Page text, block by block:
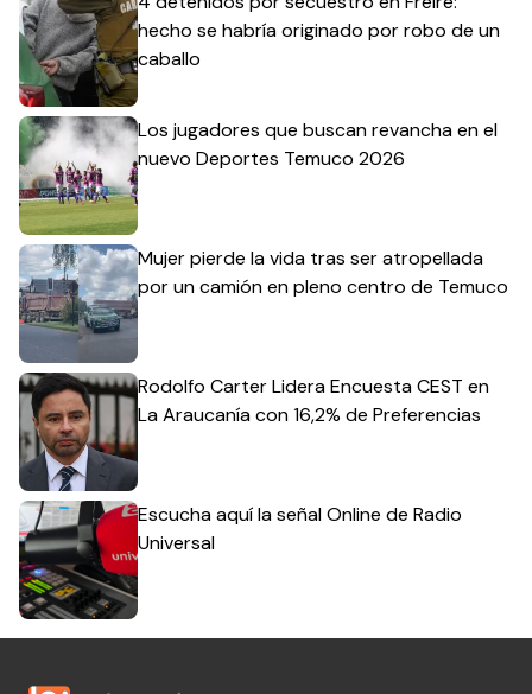
hecho se habría originado por robo de un
caballo
Los jugadores que buscan revancha en el
nuevo Deportes Temuco 2026
Mujer pierde la vida tras ser atropellada
por un camión en pleno centro de Temuco
Rodolfo Carter Lidera Encuesta CEST en
La Araucanía con 16,2% de Preferencias
Escucha aquí la señal Online de Radio
Universal